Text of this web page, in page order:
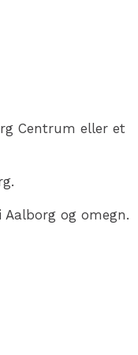
Centrum eller et
og omegn.